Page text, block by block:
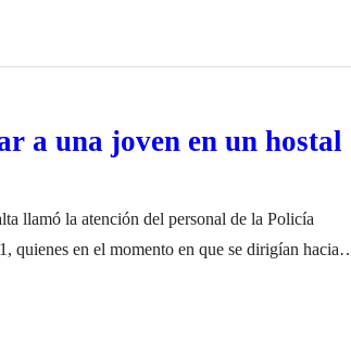
a una joven en un hostal
llamó la atención del personal de la Policía
quienes en el momento en que se dirigían hacia